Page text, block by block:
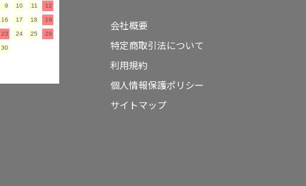
9 10 11 12
16 17 18 19
23 24 25 26
30
会社概要
特定商取引法について
利用規約
個人情報保護ポリシー
サイトマップ